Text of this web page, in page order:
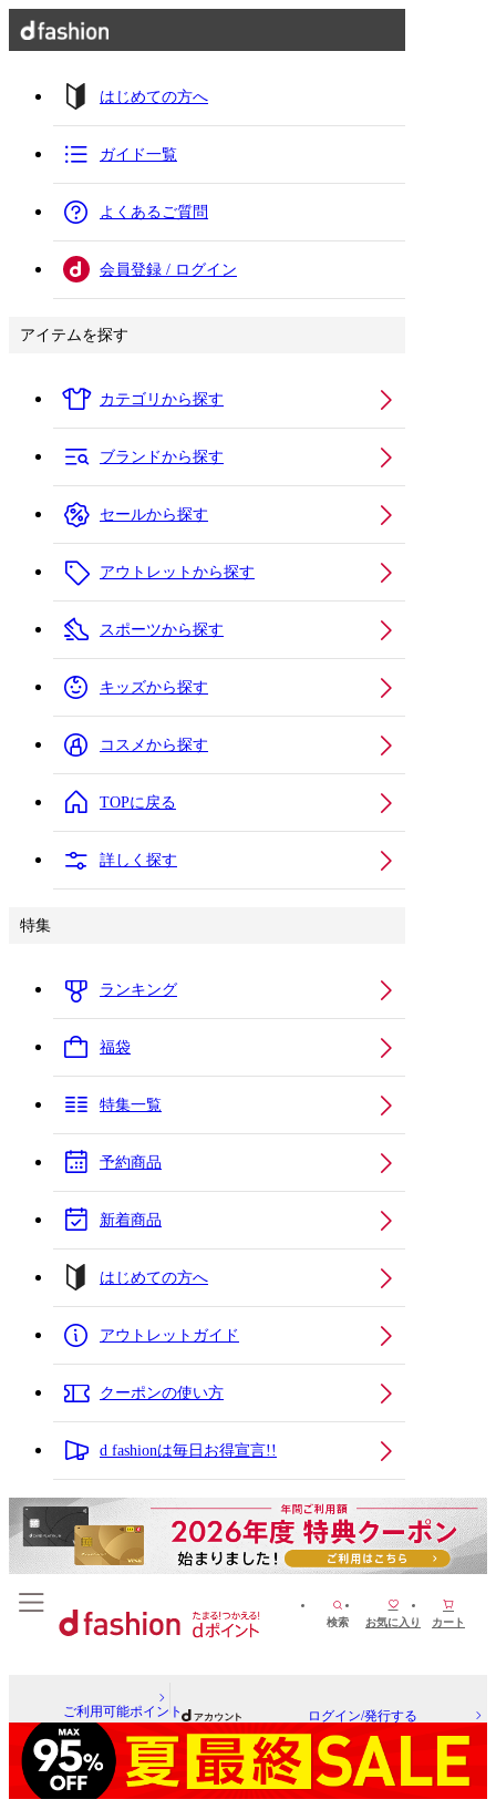
はじめての方へ
ガイド一覧
よくあるご質問
会員登録 / ログイン
アイテムを探す
カテゴリから探す
ブランドから探す
セールから探す
アウトレットから探す
スポーツから探す
キッズから探す
コスメから探す
TOPに戻る
詳しく探す
特集
ランキング
福袋
特集一覧
予約商品
新着商品
はじめての方へ
アウトレットガイド
クーポンの使い方
d fashionは毎日お得宣言!!
検索 お気に入り カート
ご利用可能ポイント ログイン/発行する